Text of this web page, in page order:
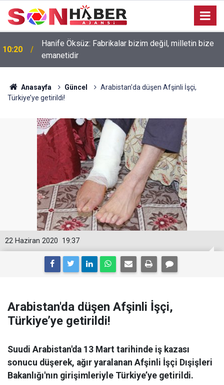
10:20
Hanife Öksüz: Fabrikalar bizim değil, milletin bize
emanetidir
Anasayfa Güncel
Arabistan'da düşen Afşinli İşçi,
Türkiye’ye getirildi!
19:37
22 Haziran 2020
Arabistan'da düşen Afşinli İşçi,
Türkiye’ye getirildi!
Suudi Arabistan'da 13 Mart tarihinde iş kazası
sonucu düşerek, ağır yaralanan Afşinli İşçi Dışişleri
Bakanlığı'nın girişimleriyle Türkiye’ye getirildi.